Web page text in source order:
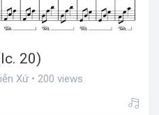
20)
Xứ • 200 views